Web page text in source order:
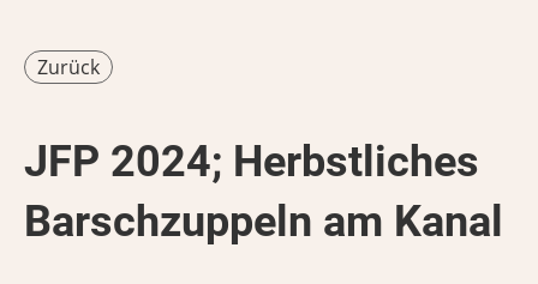
Zurück
JFP 2024; Herbstliches
Barschzuppeln am Kanal